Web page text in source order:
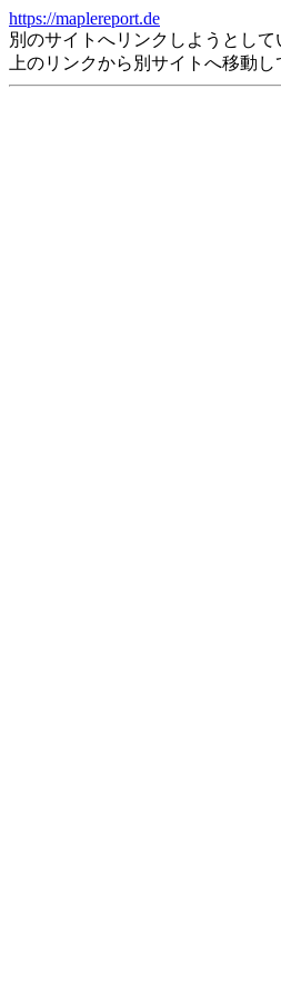
https://maplereport.de
別のサイトへリンクしようとして
上のリンクから別サイトへ移動し